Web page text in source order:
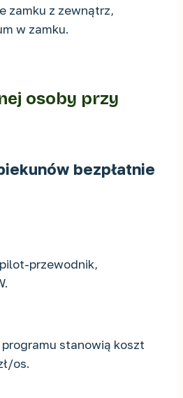
zamku z zewnątrz,
w zamku.
osoby przy
bezpłatnie
przewodnik,
stanowią koszt
os.